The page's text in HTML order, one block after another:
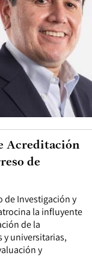
de Investigación y
la influyente
de la
universitarias,
y
Acreditación
de